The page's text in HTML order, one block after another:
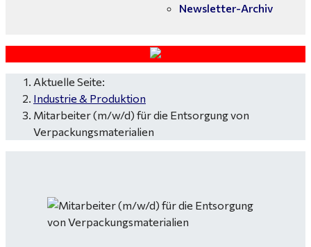
Newsletter-Archiv
Aktuelle Seite:
Industrie & Produktion
Mitarbeiter (m/w/d) für die Entsorgung von
Verpackungsmaterialien